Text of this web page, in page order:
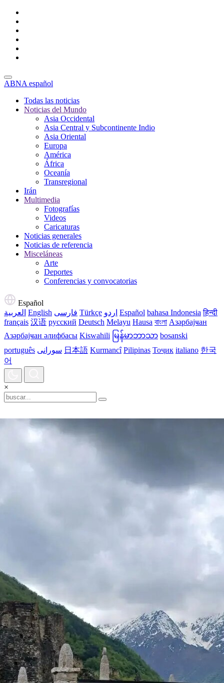
ABNA español
Todas las noticias
Noticias del Mundo
Asia Occidental
Asia Central y Subcontinente Indio
Asia Oriental
Europa
América
África
Oceanía
Transregional
Irán
Multimedia
Fotografías
Videos
Caricaturas
Noticias generales
Noticias de referencia
Misceláneas
Arte
Deportes
Conferencias y convocatorias
Español
العربية English فارسی Türkçe اردو Español bahasa Indonesia हिन्दी
français 汉语 русский Deutsch Melayu Hausa বাংলা Азәрбајҹан
Азәрбајҹан әлифбасы Kiswahili မြန်မာဘာသာ bosanski
português سورانی 日本語 Kurmancî Pilipinas Тоҷик italiano 한국
어
×